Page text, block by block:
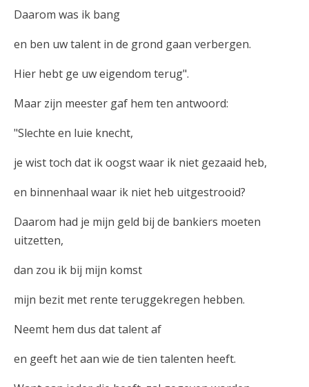
Daarom was ik bang
en ben uw talent in de grond gaan verbergen.
Hier hebt ge uw eigendom terug".
Maar zijn meester gaf hem ten antwoord:
"Slechte en luie knecht,
je wist toch dat ik oogst waar ik niet gezaaid heb,
en binnenhaal waar ik niet heb uitgestrooid?
Daarom had je mijn geld bij de bankiers moeten
uitzetten,
dan zou ik bij mijn komst
mijn bezit met rente teruggekregen hebben.
Neemt hem dus dat talent af
en geeft het aan wie de tien talenten heeft.